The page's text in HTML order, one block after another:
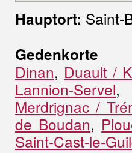
Hauptort: Saint-
Gedenkorte
Dinan, Duault /
Lannion-Servel
Merdrignac /
de Boudan,
Saint-Cast-le-